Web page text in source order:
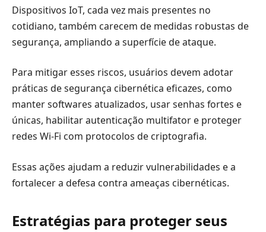
Dispositivos IoT, cada vez mais presentes no
cotidiano, também carecem de medidas robustas de
segurança, ampliando a superfície de ataque.
Para mitigar esses riscos, usuários devem adotar
práticas de segurança cibernética eficazes, como
manter softwares atualizados, usar senhas fortes e
únicas, habilitar autenticação multifator e proteger
redes Wi-Fi com protocolos de criptografia.
Essas ações ajudam a reduzir vulnerabilidades e a
fortalecer a defesa contra ameaças cibernéticas.
Estratégias para proteger seus